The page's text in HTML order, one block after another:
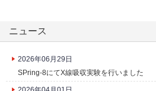
ニュース
2026年06月29日
SPring-8にてX線吸収実験を行いました